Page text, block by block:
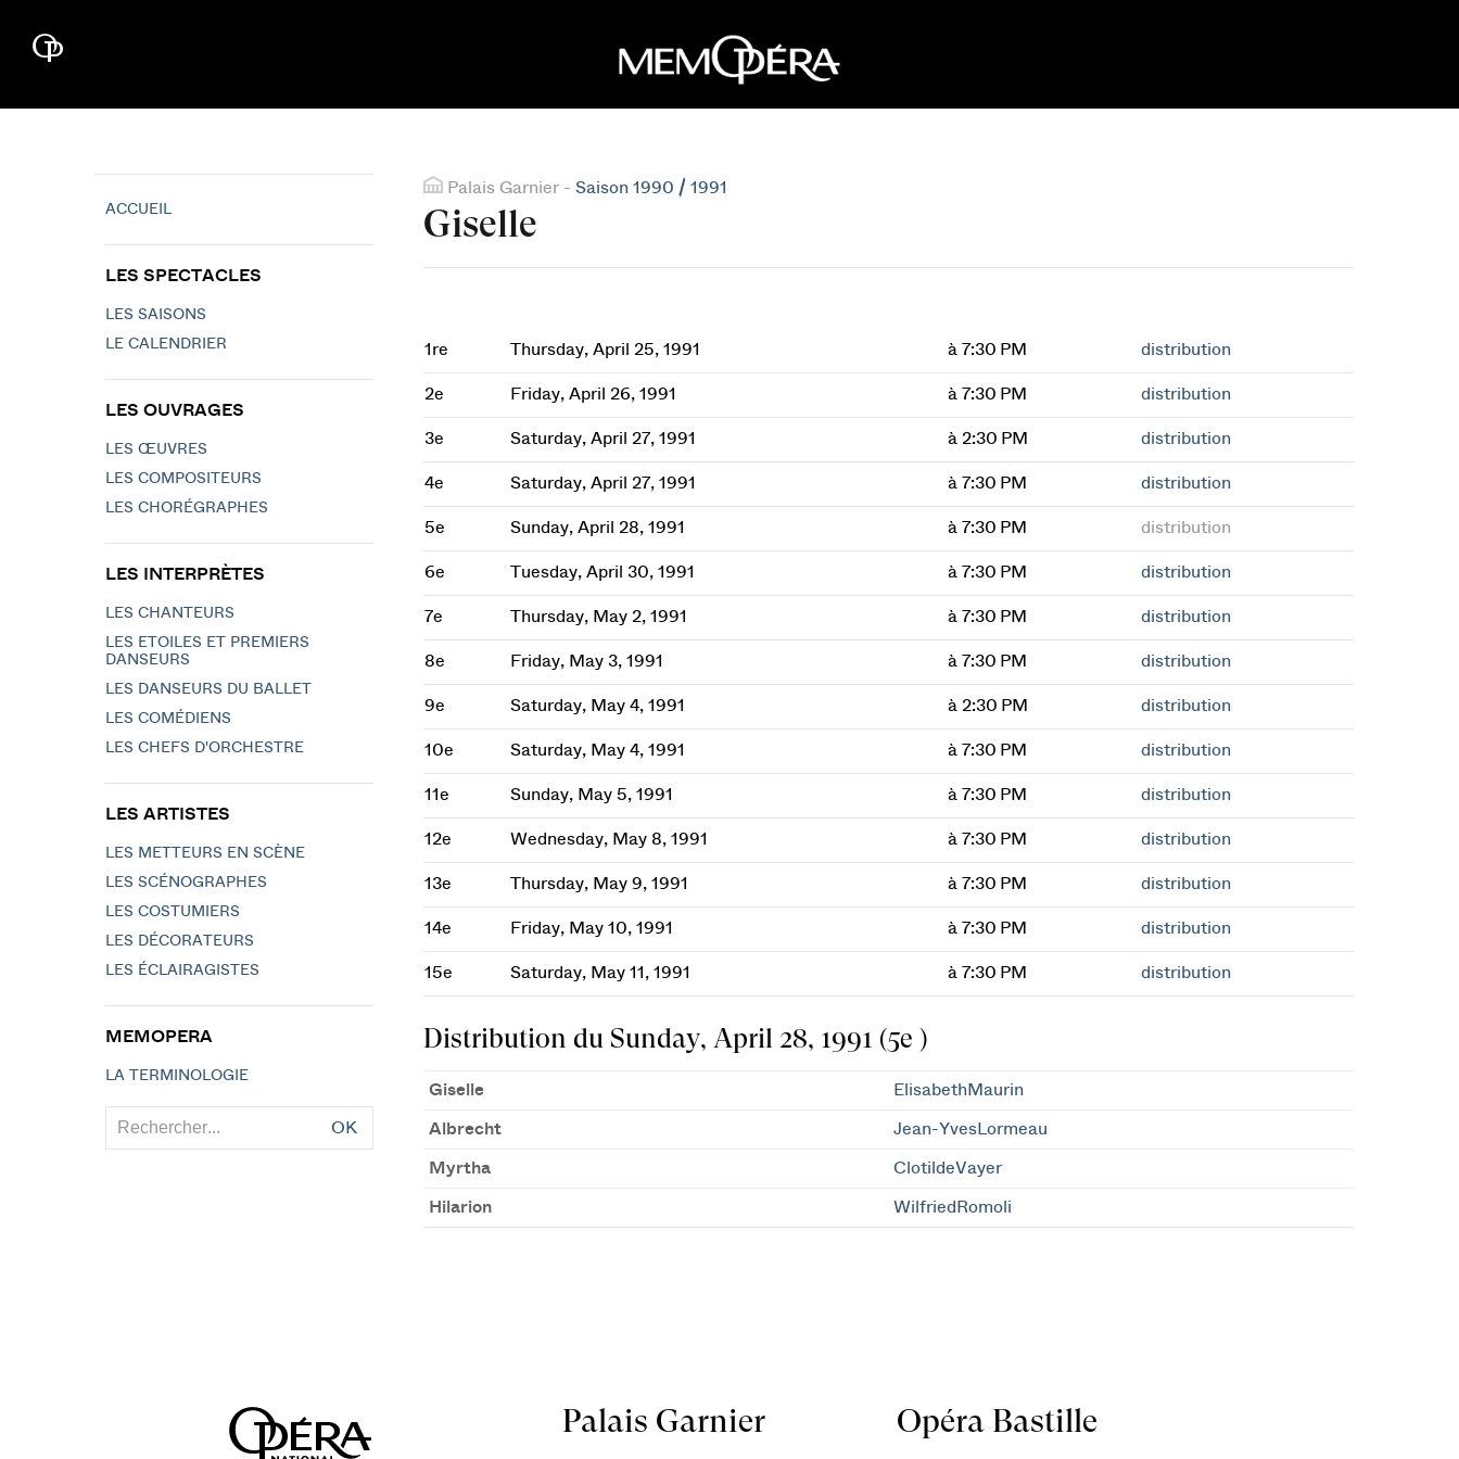
Palais Garnier - Saison 1990 / 1991
Giselle
1re Thursday, April 25, 1991 à 7:30 PM distribution
2e Friday, April 26, 1991 à 7:30 PM distribution
3e Saturday, April 27, 1991 à 2:30 PM distribution
4e Saturday, April 27, 1991 à 7:30 PM distribution
5e Sunday, April 28, 1991 à 7:30 PM distribution
6e Tuesday, April 30, 1991 à 7:30 PM distribution
7e Thursday, May 2, 1991 à 7:30 PM distribution
8e Friday, May 3, 1991 à 7:30 PM distribution
9e Saturday, May 4, 1991 à 2:30 PM distribution
10e Saturday, May 4, 1991 à 7:30 PM distribution
11e Sunday, May 5, 1991 à 7:30 PM distribution
12e Wednesday, May 8, 1991 à 7:30 PM distribution
13e Thursday, May 9, 1991 à 7:30 PM distribution
14e Friday, May 10, 1991 à 7:30 PM distribution
15e Saturday, May 11, 1991 à 7:30 PM distribution
Distribution du Sunday, April 28, 1991 (5e )
Giselle ElisabethMaurin
Albrecht Jean-YvesLormeau
Myrtha ClotildeVayer
Hilarion WilfriedRomoli
ACCUEIL
LES SPECTACLES
LES SAISONS
LE CALENDRIER
LES OUVRAGES
LES ŒUVRES
LES COMPOSITEURS
LES CHORÉGRAPHES
LES INTERPRÈTES
LES CHANTEURS
LES ETOILES ET PREMIERS
DANSEURS
LES DANSEURS DU BALLET
LES COMÉDIENS
LES CHEFS D'ORCHESTRE
LES ARTISTES
LES METTEURS EN SCÈNE
LES SCÉNOGRAPHES
LES COSTUMIERS
LES DÉCORATEURS
LES ÉCLAIRAGISTES
MEMOPERA
LA TERMINOLOGIE
OK
Palais Garnier Opéra Bastille